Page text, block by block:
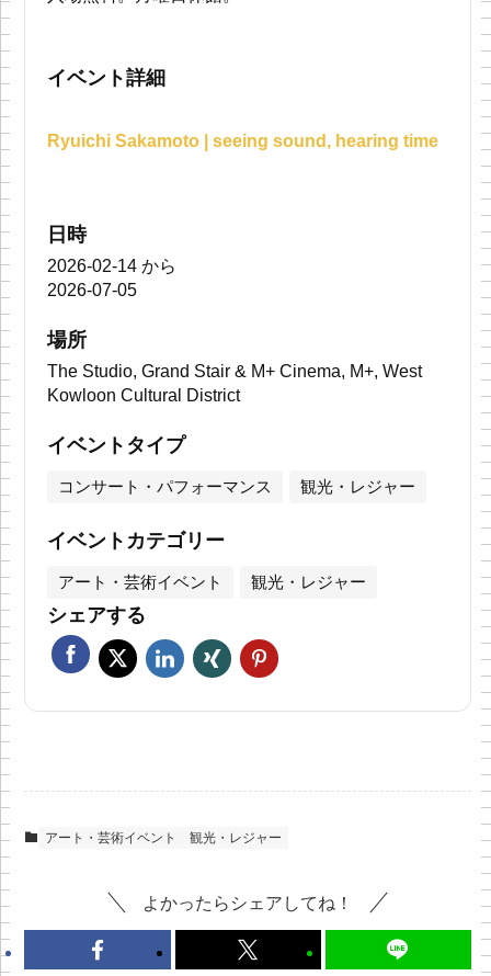
イベント詳細
Ryuichi Sakamoto | seeing sound, hearing time
日時
2026-02-14から
2026-07-05
場所
The Studio, Grand Stair & M+ Cinema, M+, West
Kowloon Cultural District
イベントタイプ
コンサート・パフォーマンス 観光・レジャー
イベントカテゴリー
アート・芸術イベント 観光・レジャー
シェアする
アート・芸術イベント 観光・レジャー
よかったらシェアしてね！